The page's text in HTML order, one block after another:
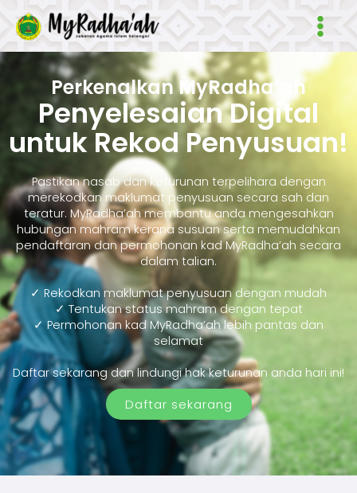
Main
Perkenalkan MyRadha’ah
Penyelesaian Digital
untuk Rekod Penyusuan!
Pastikan nasab dan keturunan terpelihara dengan
merekodkan maklumat penyusuan secara sah dan
teratur. MyRadha’ah membantu anda mengesahkan
hubungan mahram kerana susuan serta memudahkan
pendaftaran dan permohonan kad MyRadha’ah secara
dalam talian.
✓ Rekodkan maklumat penyusuan dengan mudah
✓ Tentukan status mahram dengan tepat
✓ Permohonan kad MyRadha’ah lebih pantas dan
selamat
Daftar sekarang dan lindungi hak keturunan anda hari ini!
Daftar sekarang